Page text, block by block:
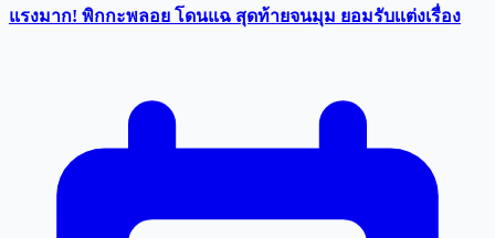
แรงมาก! พิกกะพลอย โดนแฉ สุดท้ายจนมุม ยอมรับเเต่งเรื่อง